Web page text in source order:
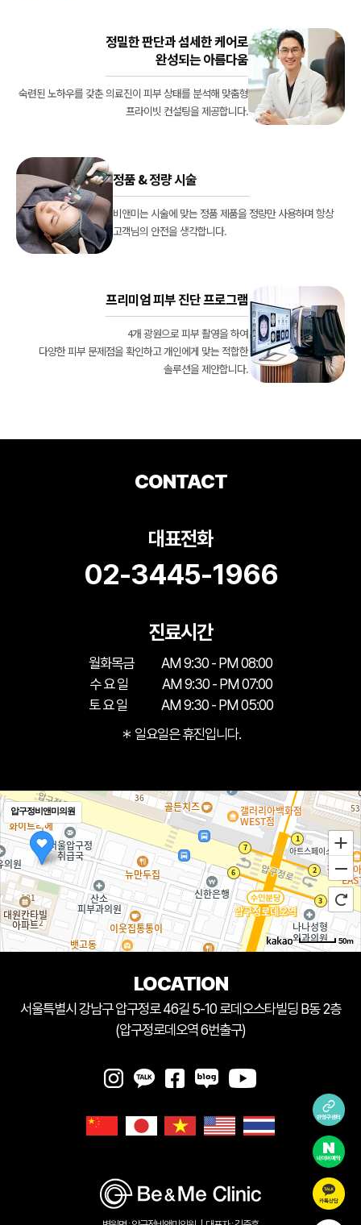
정밀한 판단과 섬세한 케어로
완성되는 아름다움
숙련된 노하우를 갖춘 의료진이 피부 상태를 분석해 맞춤형
프라이빗 컨설팅을 제공합니다.
정품 & 정량 시술
비앤미는 시술에 맞는 정품 제품을 정량만 사용하며항상
고객님의 안전을 생각합니다.
프리미엄 피부 진단 프로그램
4개 광원으로 피부 촬영을 하여
다양한 피부 문제점을 확인하고개인에게 맞는 적합한
솔루션을 제안합니다.
CONTACT
대표전화
02-3445-1966
진료시간
월화목금
AM 9:30 - PM 08:00
수 요 일
AM 9:30 - PM 07:00
토 요 일
AM 9:30 - PM 05:00
＊ 일요일은 휴진입니다.
LOCATION
압구정비앤미의원
50m
서울특별시 강남구 압구정로 46길 5-10 로데오스타빌딩 B동 2층
(압구정로데오역 6번출구)